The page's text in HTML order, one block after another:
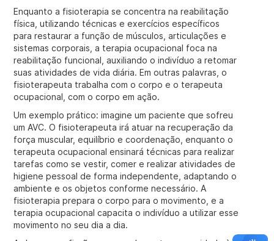
Enquanto a fisioterapia se concentra na reabilitação
física, utilizando técnicas e exercícios específicos
para restaurar a função de músculos, articulações e
sistemas corporais, a terapia ocupacional foca na
reabilitação funcional, auxiliando o indivíduo a retomar
suas atividades de vida diária. Em outras palavras, o
fisioterapeuta trabalha com o corpo e o terapeuta
ocupacional, com o corpo em ação.
Um exemplo prático: imagine um paciente que sofreu
um AVC. O fisioterapeuta irá atuar na recuperação da
força muscular, equilíbrio e coordenação, enquanto o
terapeuta ocupacional ensinará técnicas para realizar
tarefas como se vestir, comer e realizar atividades de
higiene pessoal de forma independente, adaptando o
ambiente e os objetos conforme necessário. A
fisioterapia prepara o corpo para o movimento, e a
terapia ocupacional capacita o indivíduo a utilizar esse
movimento no seu dia a dia.